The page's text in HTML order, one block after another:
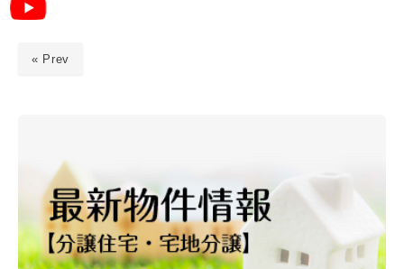
« Prev